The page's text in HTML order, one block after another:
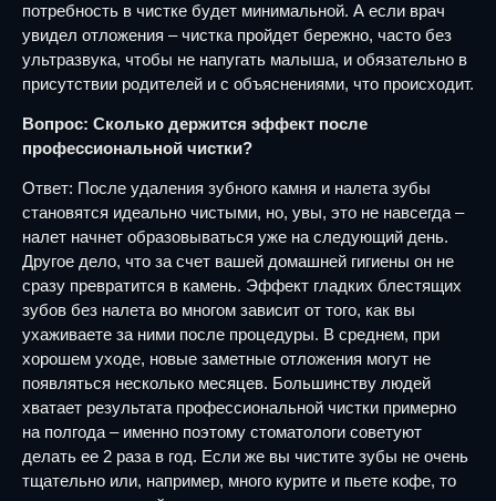
потребность в чистке будет минимальной. А если врач
увидел отложения – чистка пройдет бережно, часто без
ультразвука, чтобы не напугать малыша, и обязательно в
присутствии родителей и с объяснениями, что происходит.
Вопрос: Сколько держится эффект после
профессиональной чистки?
Ответ: После удаления зубного камня и налета зубы
становятся идеально чистыми, но, увы, это не навсегда –
налет начнет образовываться уже на следующий день.
Другое дело, что за счет вашей домашней гигиены он не
сразу превратится в камень. Эффект гладких блестящих
зубов без налета во многом зависит от того, как вы
ухаживаете за ними после процедуры. В среднем, при
хорошем уходе, новые заметные отложения могут не
появляться несколько месяцев. Большинству людей
хватает результата профессиональной чистки примерно
на полгода – именно поэтому стоматологи советуют
делать ее 2 раза в год. Если же вы чистите зубы не очень
тщательно или, например, много курите и пьете кофе, то